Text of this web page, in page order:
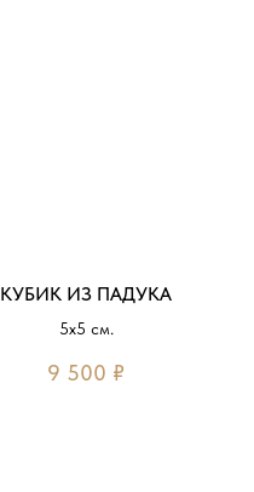
КУБИК ИЗ ПАДУКА
5х5 см.
9 500 ₽